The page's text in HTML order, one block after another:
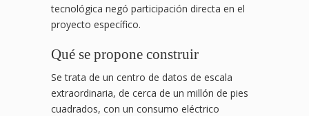
tecnológica negó participación directa en el
proyecto específico.
Qué se propone construir
Se trata de un centro de datos de escala
extraordinaria, de cerca de un millón de pies
cuadrados, con un consumo eléctrico